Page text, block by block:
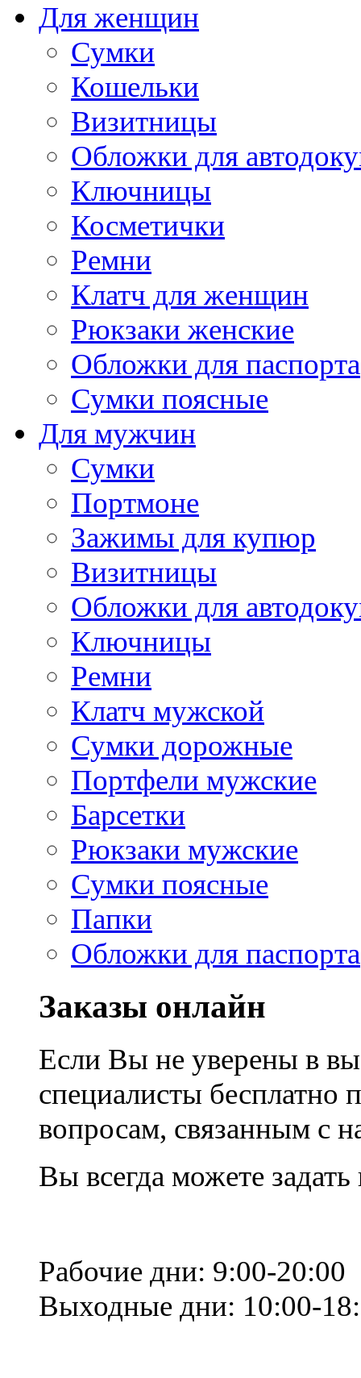
Для женщин
Сумки
Кошельки
Визитницы
Обложки для
Ключницы
Косметички
Ремни
Клатч для женщин
Рюкзаки женские
Обложки для паспорта
Сумки поясные
Для мужчин
Сумки
Портмоне
Зажимы для купюр
Визитницы
Обложки для
Ключницы
Ремни
Клатч мужской
Сумки дорожные
Портфели мужские
Барсетки
Рюкзаки мужские
Сумки поясные
Папки
Обложки для паспорта
Заказы онлайн
Если Вы не уверены в
специалисты
вопросам, связанным с
Вы всегда можете
Рабочие дни: 9:00-20:00
Выходные дни: 10:00-